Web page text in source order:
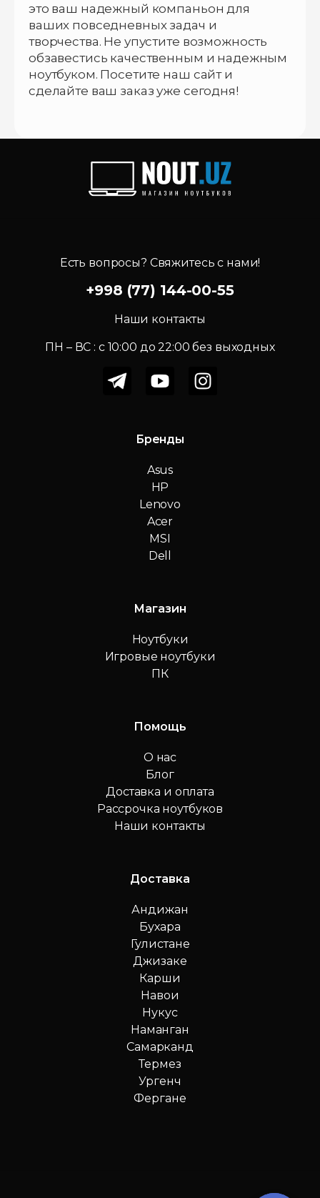
это ваш надежный компаньон для
ваших повседневных задач и
творчества. Не упустите возможность
обзавестись качественным и надежным
ноутбуком. Посетите наш сайт и
сделайте ваш заказ уже сегодня!
Есть вопросы? Свяжитесь с нами!
+998 (77) 144-00-55
Наши контакты
ПН – ВС : c 10:00 до 22:00 без выходных
Бренды
Asus
HP
Lenovo
Acer
MSI
Dell
Магазин
Ноутбуки
Игровые ноутбуки
ПК
Помощь
О нас
Блог
Доставка и оплата
Рассрочка ноутбуков
Наши контакты
Доставка
Андижан
Бухара
Гулистане
Джизаке
Карши
Навои
Нукус
Наманган
Самарканд
Термез
Ургенч
Фергане